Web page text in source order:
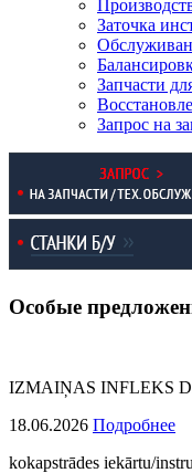
Заточка
Запчасти
Запрос на
Особые
IZMAIŅAS INFLEKS
18.06.2026 Подробнее
kokapstrādes iekārtu/